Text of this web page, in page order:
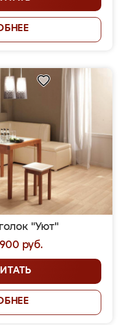
"Уют"
руб.